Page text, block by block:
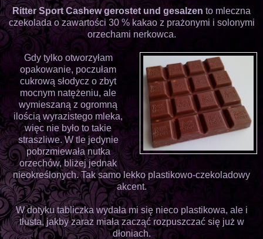
Ritter Sport Cashew gerostet und gesalzen to mleczna
czekolada o zawartości 30 % kakao z prażonymi i solonymi
orzechami nerkowca.
Gdy tylko otworzyłam
opakowanie, poczułam
cukrową słodycz o zbyt
mocnym natężeniu, ale
wymieszaną z ogromną
ilością wyrazistego mleka,
więc nie było to takie
straszliwe. W tle jedynie
pobrzmiewała nutka
orzechów, bliżej jednak
nieokreślonych. Tak samo lekko plastikowo-czekoladowy
akcent.
W dotyku tabliczka wydała mi się nieco plastikowa, ale i
tłusta, jakby zaraz miała zacząć rozpuszczać się już w
dłoniach.